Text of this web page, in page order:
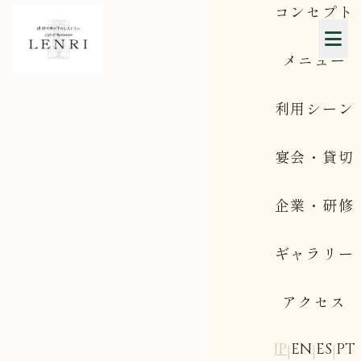
コンセプト
メニュー
利用シーン
宴会・貸切
企業・研修
ギャラリー
アクセス
JP|EN|ES|PT